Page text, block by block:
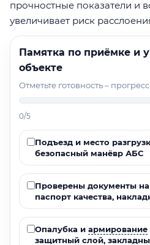
прочностные показатели и
увеличивает риск
Памятка по приёмке и
объекте
Отметьте готовность –
0/5
Подъезд и место
безопасный манёвр АБС
Проверены документы
паспорт качества,
Опалубка и армирование
защитный слой,